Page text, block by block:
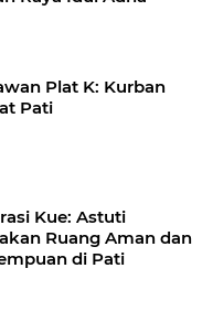
Plat K: Kurban
Pati
Kue: Astuti
Ruang Aman dan
di Pati